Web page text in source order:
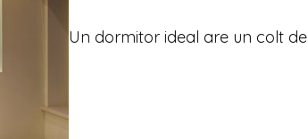
Un dormitor ideal are un colt de